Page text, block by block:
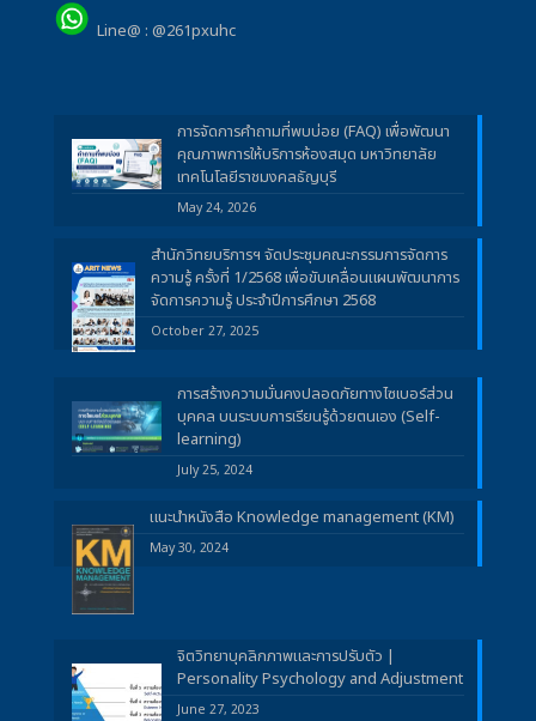
Line@ : @261pxuhc
การจัดการคำถามที่พบบ่อย (FAQ) เพื่อพัฒนา
คุณภาพการให้บริการห้องสมุด มหาวิทยาลัย
เทคโนโลยีราชมงคลธัญบุรี
May 24, 2026
สำนักวิทยบริการฯ จัดประชุมคณะกรรมการจัดการ
ความรู้ ครั้งที่ 1/2568 เพื่อขับเคลื่อนแผนพัฒนาการ
จัดการความรู้ ประจำปีการศึกษา 2568
October 27, 2025
การสร้างความมั่นคงปลอดภัยทางไซเบอร์ส่วน
บุคคล บนระบบการเรียนรู้ด้วยตนเอง (Self-
learning)
July 25, 2024
แนะนำหนังสือ Knowledge management (KM)
May 30, 2024
จิตวิทยาบุคลิกภาพและการปรับตัว |
Personality Psychology and Adjustment
June 27, 2023